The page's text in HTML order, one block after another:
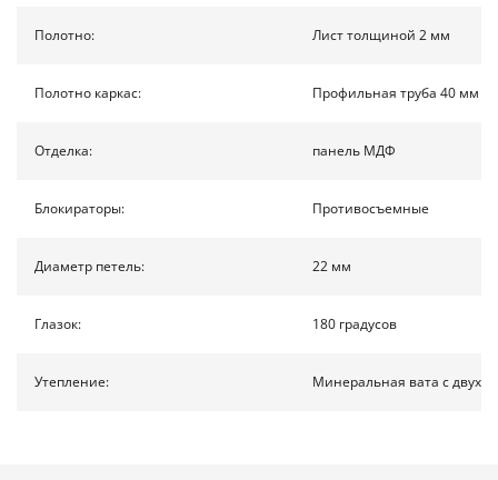
КОНТАКТЫ
Доставка по России
Полотно: Лист толщиной 2 мм
Полотно каркас: Профильная труба 40 мм
Отделка: панель МДФ
Блокираторы: Противосъемные
Диаметр петель: 22 мм
Глазок: 180 градусов
Утепление: Минеральная вата с двух